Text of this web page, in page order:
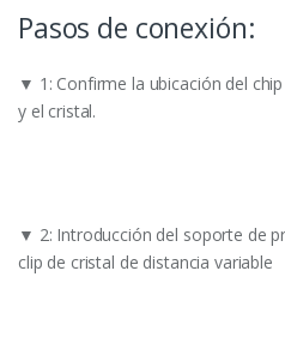
Pasos de conexión:
▼ 1: Confirme la ubicación del
y el cristal.
▼ 2: Introducción del soporte de
clip de cristal de distancia variable